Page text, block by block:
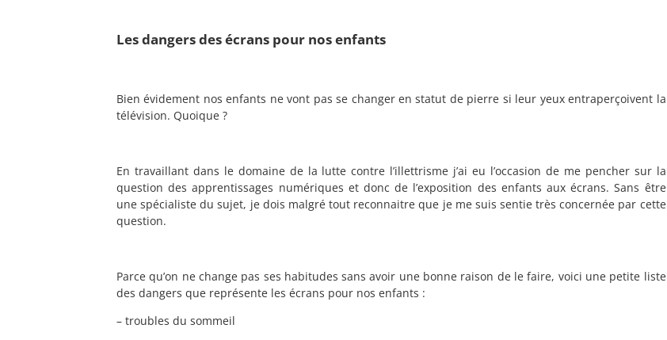
Les dangers des écrans pour nos enfants
Bien évidement nos enfants ne vont pas se changer en statut de pierre si leur yeux entraperçoivent la
télévision. Quoique ?
En travaillant dans le domaine de la lutte contre l’illettrisme j’ai eu l’occasion de me pencher sur la
question des apprentissages numériques et donc de l’exposition des enfants aux écrans. Sans être
une spécialiste du sujet, je dois malgré tout reconnaitre que je me suis sentie très concernée par cette
question.
Parce qu’on ne change pas ses habitudes sans avoir une bonne raison de le faire, voici une petite liste
des dangers que représente les écrans pour nos enfants :
– troubles du sommeil